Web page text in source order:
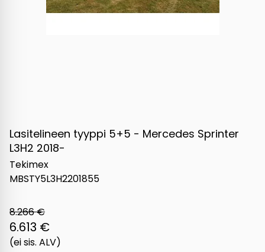
Lasitelineen tyyppi 5+5 - Mercedes Sprinter
L3H2 2018-
Tekimex
MBSTY5L3H2201855
8.266 €
6.613 €
(ei sis. ALV)